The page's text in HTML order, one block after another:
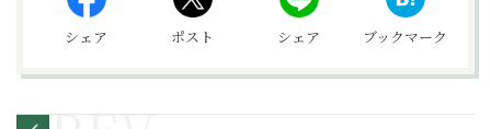
シェア ポスト シェア ブックマーク